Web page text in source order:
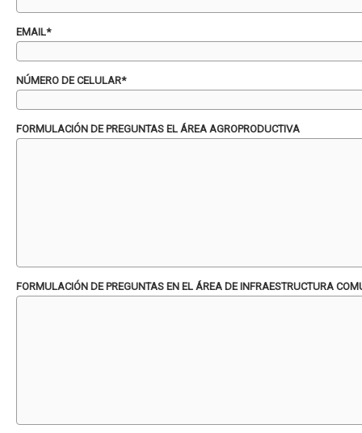
EMAIL*
NÚMERO DE CELULAR*
FORMULACIÓN DE PREGUNTAS EL ÁREA AGROPRODUCTIVA
FORMULACIÓN DE PREGUNTAS EN EL ÁREA DE INFRAESTRUCTURA